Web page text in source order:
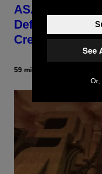
ASAP Rocky
Definitive
Creator’s
59 minutes ago
See
Or,